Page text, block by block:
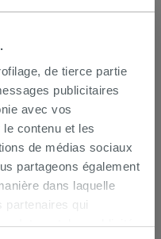
de tierce partie
publicitaires
avec vos
contenu et les
de médias sociaux
partageons également
dans laquelle
partenaires qui
Internet, les publicités